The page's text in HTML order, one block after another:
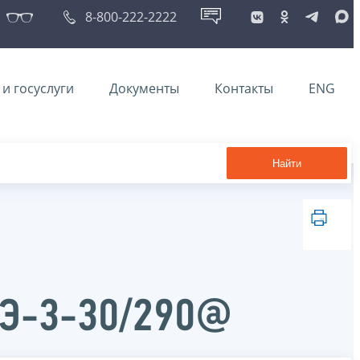
8-800-222-2222
госуслуги Документы Контакты ENG
Найти
3-30/290@